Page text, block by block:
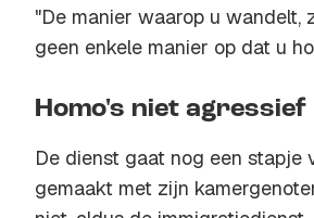
"De manier waarop u
geen enkele manier op dat u
Homo's niet agressief
De dienst gaat nog een stapje
gemaakt met zijn